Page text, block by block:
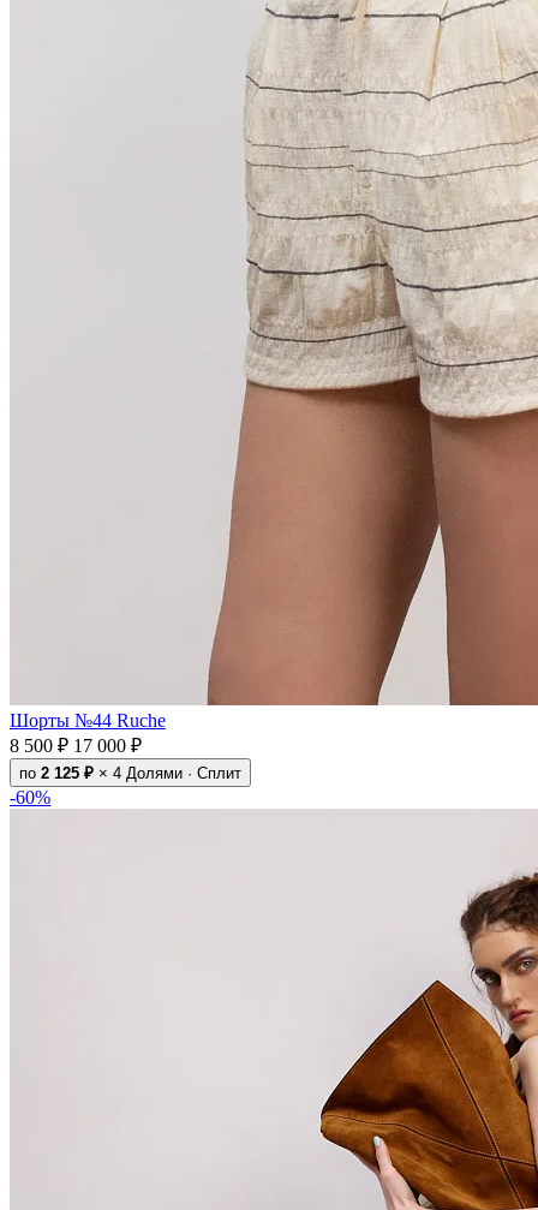
Шорты №44 Ruche
8 500 ₽ 17 000 ₽
по 2 125 ₽ × 4 Долями · Сплит
-60%